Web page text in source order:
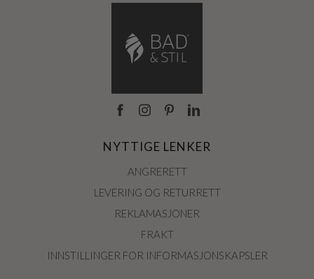
NYTTIGE LENKER
ANGRERETT
LEVERING OG RETURRETT
REKLAMASJONER
FRAKT
INNSTILLINGER FOR INFORMASJONSKAPSLER